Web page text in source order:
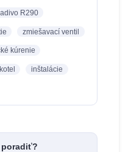
R290
zmiešavací ventil
kúrenie
inštalácie
poradiť?